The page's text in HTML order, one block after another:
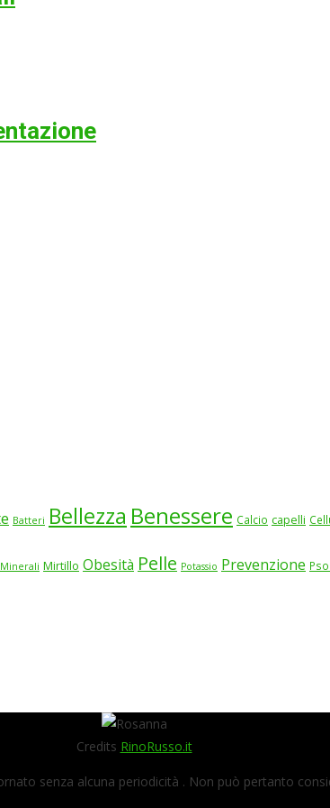
Batteri Bellezza Benessere Calcio capelli
Minerali Mirtillo Obesità Pelle Potassio Prevenzione
Credits RinoRusso.it
senza alcuna periodicità . Non può pertanto